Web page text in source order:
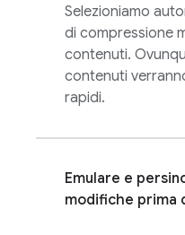
Selezioniamo
di compressione
contenuti.
contenuti
rapidi.
Emulare e
modifiche prima